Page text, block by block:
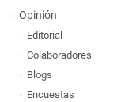
Opinión
Editorial
Colaboradores
Blogs
Encuestas